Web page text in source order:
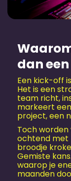
dan
Een kick-off
Het is een
team richt,
markeert
project, een
Toch
ochtend met
broodje
Gemiste
waarop je
maanden